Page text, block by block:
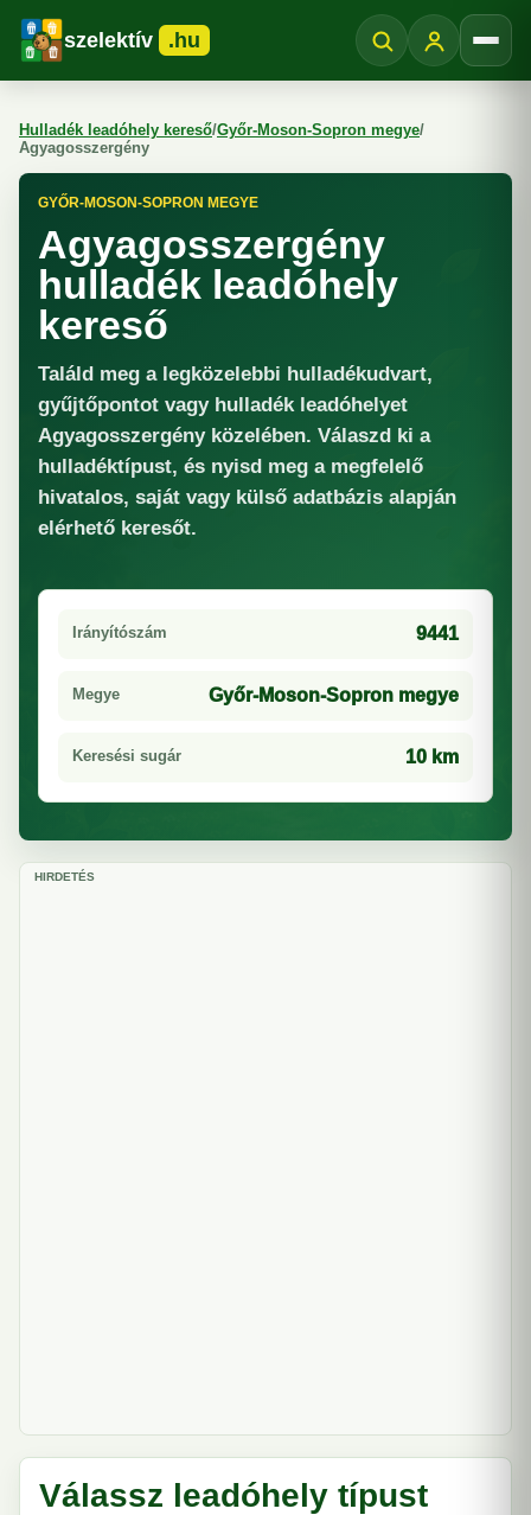
szelektív .hu
Hulladék leadóhely kereső/Győr-Moson-Sopron megye/
Agyagosszergény
GYŐR-MOSON-SOPRON MEGYE
Agyagosszergény
hulladék leadóhely
kereső
Találd meg a legközelebbi hulladékudvart,
gyűjtőpontot vagy hulladék leadóhelyet
Agyagosszergény közelében. Válaszd ki a
hulladéktípust, és nyisd meg a megfelelő
hivatalos, saját vagy külső adatbázis alapján
elérhető keresőt.
Irányítószám 9441
Megye Győr-Moson-Sopron megye
Keresési sugár 10 km
HIRDETÉS
Válassz leadóhely típust